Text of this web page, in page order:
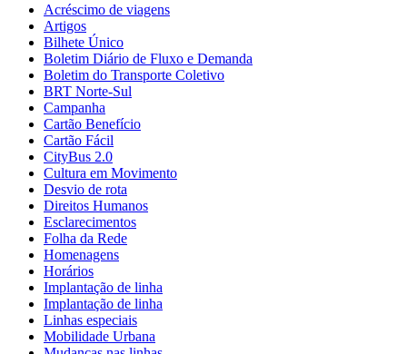
Acréscimo de viagens
Artigos
Bilhete Único
Boletim Diário de Fluxo e Demanda
Boletim do Transporte Coletivo
BRT Norte-Sul
Campanha
Cartão Benefício
Cartão Fácil
CityBus 2.0
Cultura em Movimento
Desvio de rota
Direitos Humanos
Esclarecimentos
Folha da Rede
Homenagens
Horários
Implantação de linha
Implantação de linha
Linhas especiais
Mobilidade Urbana